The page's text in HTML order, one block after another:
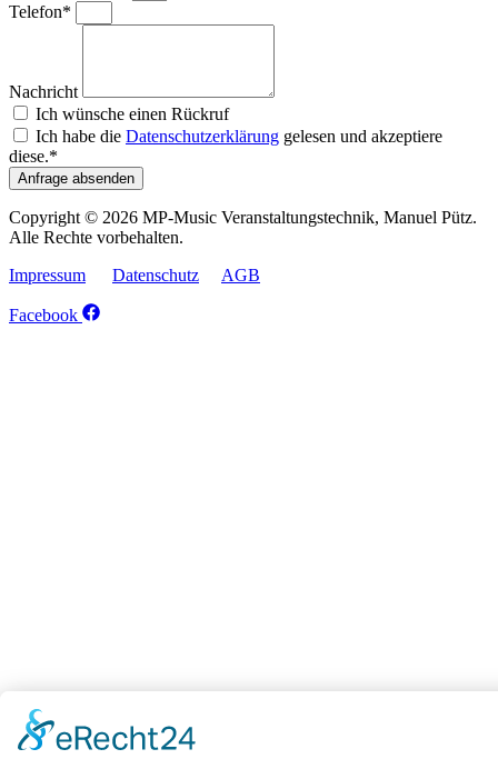
Telefon*
Nachricht
Ich wünsche einen Rückruf
Ich habe die Datenschutzerklärung gelesen und akzeptiere
diese.*
Anfrage absenden
Copyright © 2026 MP-Music Veranstaltungstechnik, Manuel Pütz.
Alle Rechte vorbehalten.
Impressum
Datenschutz AGB
Facebook